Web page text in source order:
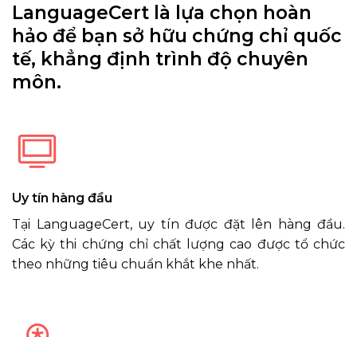
LanguageCert là lựa chọn hoàn
hảo để bạn sở hữu chứng chỉ quốc
tế, khẳng định trình độ chuyên
môn.
Uy tín hàng đầu
Tại LanguageCert, uy tín được đặt lên hàng đầu.
Các kỳ thi chứng chỉ chất lượng cao được tổ chức
theo những tiêu chuẩn khắt khe nhất.